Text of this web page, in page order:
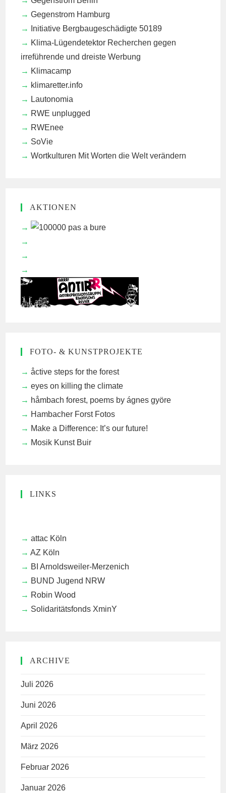
Gegenstrom Hamburg
Initiative Bergbaugeschädigte 50189
Klima-Lügendetektor Recherchen gegen
irreführende und dreiste Werbung
Klimacamp
klimaretter.info
Lautonomia
RWE unplugged
RWEnee
SoVie
Wortkulturen Mit Worten die Welt verändern
AKTIONEN
FOTO- & KUNSTPROJEKTE
åctive steps for the forest
eyes on killing the climate
håmbach forest, poems by ágnes györe
Hambacher Forst Fotos
Make a Difference: It’s our future!
Mosik Kunst Buir
LINKS
attac Köln
AZ Köln
BI Arnoldsweiler-Merzenich
BUND Jugend NRW
Robin Wood
Solidaritätsfonds XminY
ARCHIVE
Juli 2026
Juni 2026
April 2026
März 2026
Februar 2026
Januar 2026